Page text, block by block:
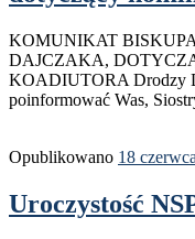
KOMUNIKAT
DAJCZAKA,
KOADIUTORA Drodzy
poinformować Was,
Opublikowano 18
Uroczystość